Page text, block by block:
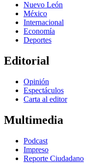
Nuevo León
México
Internacional
Economía
Deportes
Editorial
Opinión
Espectáculos
Carta al editor
Multimedia
Podcast
Impreso
Reporte Ciudadano